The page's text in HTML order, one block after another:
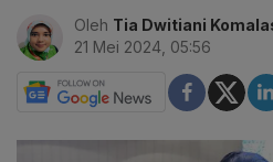
Oleh Tia Dwitiani
21 Mei 2024, 05:56